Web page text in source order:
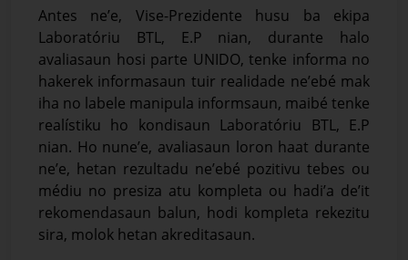
Antes ne’e, Vise-Prezidente husu ba ekipa
Laboratóriu BTL, E.P nian, durante halo
avaliasaun hosi parte UNIDO, tenke informa no
hakerek informasaun tuir realidade ne’ebé mak
iha no labele manipula informsaun, maibé tenke
realístiku ho kondisaun Laboratóriu BTL, E.P
nian. Ho nune’e, avaliasaun loron haat durante
ne’e, hetan rezultadu ne’ebé pozitivu tebes ou
médiu no presiza atu kompleta ou hadi’a de’it
rekomendasaun balun, hodi kompleta rekezitu
sira, molok hetan akreditasaun.